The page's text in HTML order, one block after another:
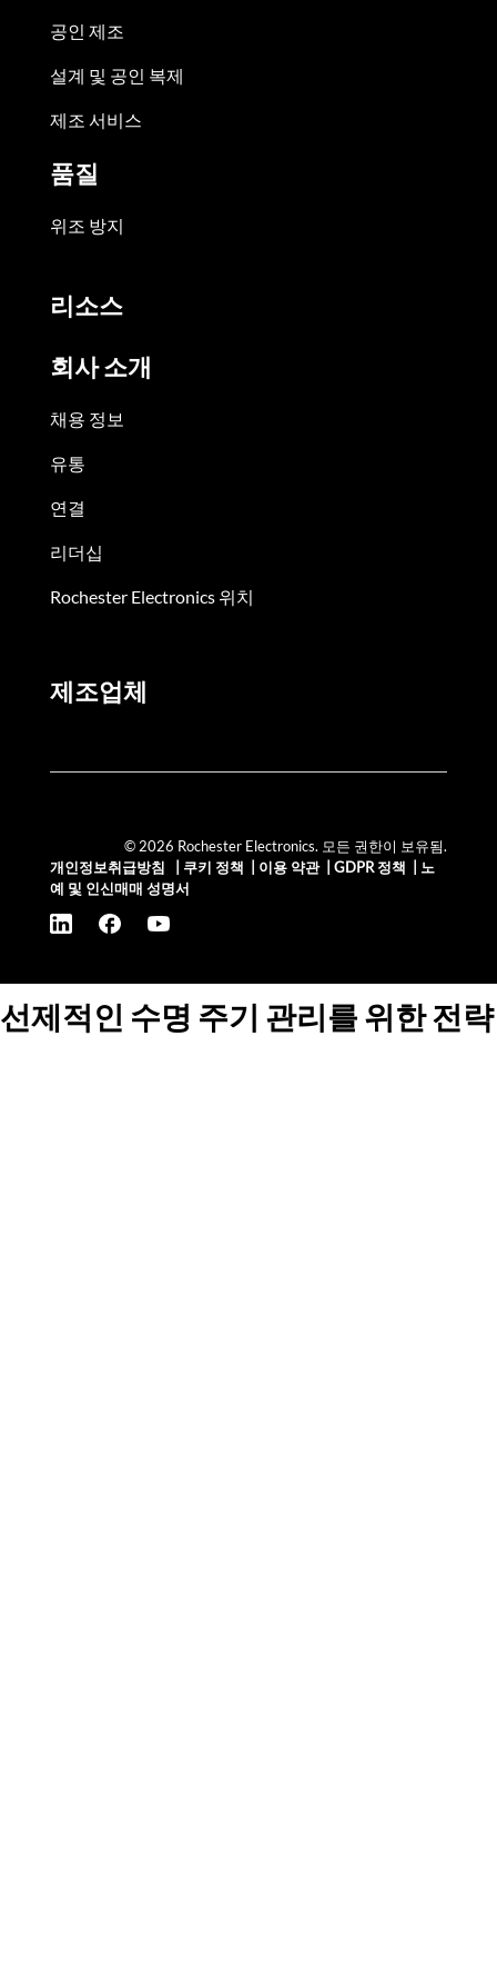
공인 제조
설계 및 공인 복제
제조 서비스
품질
위조 방지
리소스
회사 소개
채용 정보
유통
연결
리더십
Rochester Electronics 위치
제조업체
© 2026 Rochester Electronics. 모든 권한이 보유됨.
개인정보취급방침
쿠키 정책 이용 약관| GDPR 정책
노
예 및 인신매매 성명서
선제적인 수명 주기 관리를 위한 전략